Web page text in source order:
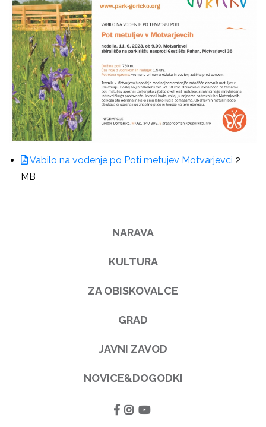
Vabilo na vodenje po Poti metujev Motvarjevci 2
MB
NARAVA
KULTURA
ZA OBISKOVALCE
GRAD
JAVNI ZAVOD
NOVICE&DOGODKI